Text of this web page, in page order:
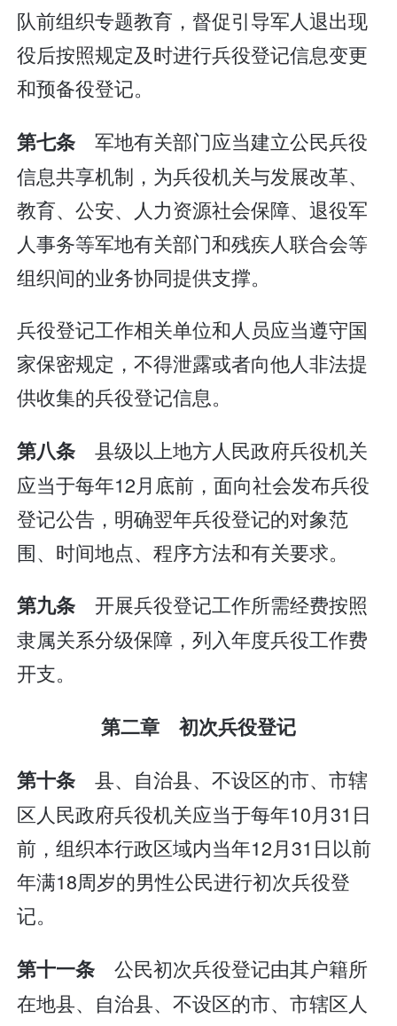
队前组织专题教育，督促引导军人退出现
役后按照规定及时进行兵役登记信息变更
和预备役登记。
第七条军地有关部门应当建立公民兵役
信息共享机制，为兵役机关与发展改革、
教育、公安、人力资源社会保障、退役军
人事务等军地有关部门和残疾人联合会等
组织间的业务协同提供支撑。
兵役登记工作相关单位和人员应当遵守国
家保密规定，不得泄露或者向他人非法提
供收集的兵役登记信息。
第八条县级以上地方人民政府兵役机关
应当于每年12月底前，面向社会发布兵役
登记公告，明确翌年兵役登记的对象范
围、时间地点、程序方法和有关要求。
第九条开展兵役登记工作所需经费按照
隶属关系分级保障，列入年度兵役工作费
开支。
第二章 初次兵役登记
第十条县、自治县、不设区的市、市辖
区人民政府兵役机关应当于每年10月31日
前，组织本行政区域内当年12月31日以前
年满18周岁的男性公民进行初次兵役登
记。
第十一条公民初次兵役登记由其户籍所
在地县、自治县、不设区的市、市辖区人